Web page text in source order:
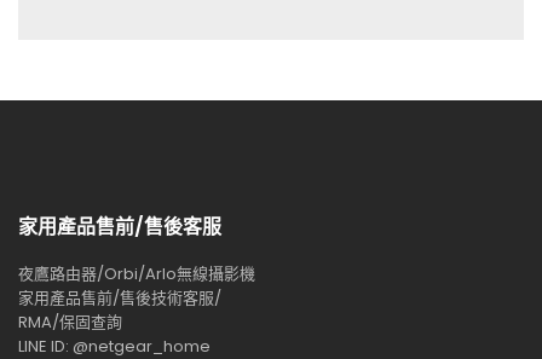
家用產品售前/售後客服
夜鷹路由器/Orbi/Arlo無線攝影機
家用產品售前/售後技術客服/
RMA/保固查詢
LINE ID: @netgear_home